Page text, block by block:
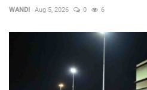
WANDI Aug 5, 2026 0 6